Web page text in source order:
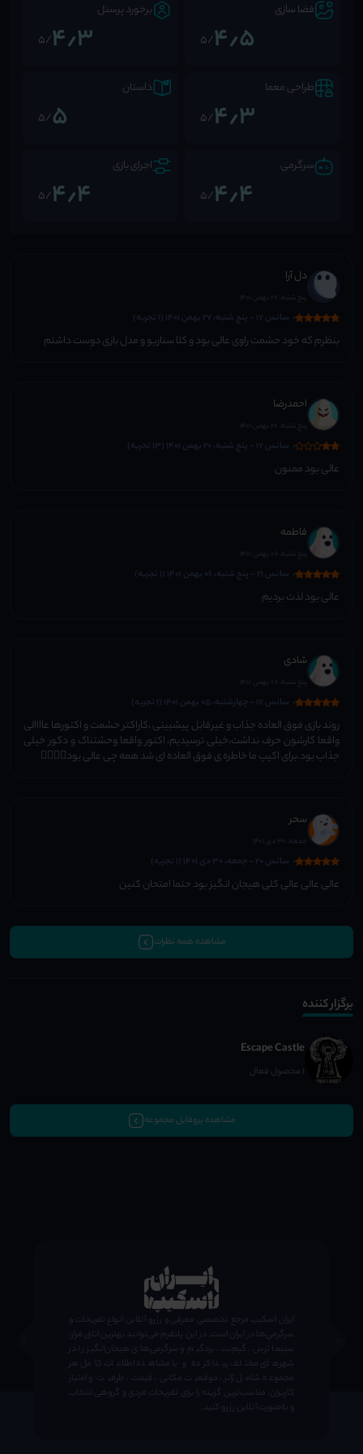
فضا سازی
4٫5/5
برخورد پرسنل
4٫3/5
طراحی معما
4٫3/5
داستان
5
/5
سرگرمی
4٫4/5
اجرای بازی
4٫4/5
دل آرا
پنج شنبه، 27 بهمن 1401
سانس 17 - پنج شنبه، 27 بهمن 1401 (1 تجربه)
بنظرم که خود حشمت راوی عالی بود و کلا سناریو و مدل بازی دوست داشتم
احمدرضا
پنج شنبه، 20 بهمن 1401
سانس 17 - پنج شنبه، 20 بهمن 1401 (13 تجربه)
عالی بود ممنون
فاطمه
پنج شنبه، 06 بهمن 1401
سانس 21 - پنج شنبه، 06 بهمن 1401 (1 تجربه)
عالی بود لذت بردیم
شادی
پنج شنبه، 06 بهمن 1401
سانس 17 - چهارشنبه، 05 بهمن 1401 (1 تجربه)
روند بازی فوق العاده جذاب و غیرقابل پیشبینی ،کاراکتر حشمت و اکتورها عاااالی
واقعا کارشون حرف نداشت،خیلی ترسیدیم، اکتور واقعا وحشتناک و دکور خیلی
جذاب بود.برای اکیپ ما خاطره ی فوق العاده ای شد همه چی عالی بود👌🏻👌🏻
سحر
جمعه، 30 دی 1401
سانس 20 - جمعه، 30 دی 1401 (1 تجربه)
عالی عالی عالی کلی هیجان انگیز بود حتما امتحان کنین
مشاهده همه نظرات
برگزار کننده
Escape Castle
1 محصول فعال
مشاهده پروفایل مجموعه
ایران اسکیپ مرجع تخصصی معرفی و رزرو آنلاین انواع تفریحات و
سرگرمی‌ها در ایران است. در این پلتفرم می‌توانید بهترین اتاق فرار،
سینما ترس، گیم‌نت، بردگیم و سرگرمی‌های هیجان‌انگیز را در
شهرهای مختلف پیدا کرده و با مشاهده اطلاعات کامل هر
مجموعه شامل ژانر، موقعیت مکانی، قیمت، ظرفیت و امتیاز
کاربران، مناسب‌ترین گزینه را برای تفریحات فردی و گروهی انتخاب
و به‌صورت آنلاین رزرو کنید.